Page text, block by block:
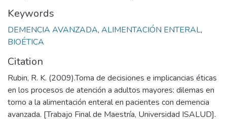
Keywords
DEMENCIA AVANZADA, ALIMENTACIÓN ENTERAL,
BIOÉTICA
Citation
Rubin, R. K. (2009).Toma de decisiones e implicancias éticas
en los procesos de atención a adultos mayores: dilemas en
torno a la alimentación enteral en pacientes con demencia
avanzada. [Trabajo Final de Maestría, Universidad ISALUD].